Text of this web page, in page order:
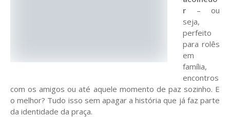
r – ou
seja,
perfeito
para rolês
em
família,
encontros
com os amigos ou até aquele momento de paz sozinho. E
o melhor? Tudo isso sem apagar a história que já faz parte
da identidade da praça.